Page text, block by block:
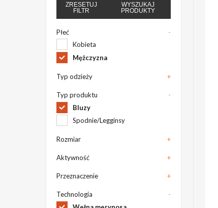
ZRESETUJ
FILTR
WYSZUKAJ
PRODUKTY
Płeć
-
Kobieta
Mężczyzna
Typ odzieży +
Typ produktu
-
Bluzy
Spodnie/Legginsy
Rozmiar +
Aktywność +
Przeznaczenie +
Technologia
-